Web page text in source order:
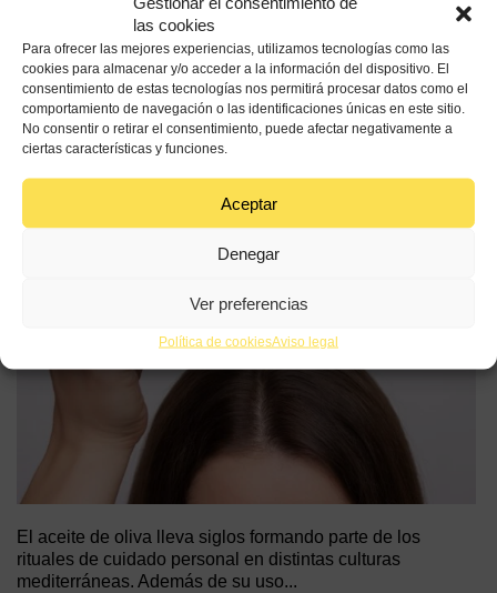
las cookies
Para ofrecer las mejores experiencias, utilizamos tecnologías como las
cookies para almacenar y/o acceder a la información del dispositivo. El
consentimiento de estas tecnologías nos permitirá procesar datos como el
comportamiento de navegación o las identificaciones únicas en este sitio.
No consentir o retirar el consentimiento, puede afectar negativamente a
ciertas características y funciones.
Aceptar
Denegar
Ver preferencias
Política de cookiesAviso legal
relacionadas
Aceite de oliva para el cuero cabelludo ¿cómo
usarlo?
05
El aceite de oliva lleva siglos formando parte de los
rituales de cuidado personal en distintas culturas
mediterráneas. Además de su uso...